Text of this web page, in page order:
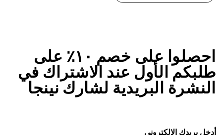
احصلوا على خصم ١٠٪ على
طلبكم الأول عند الاشتراك في
النشرة البريدية لشارك نينجا
أدخل بريدك الإلكتروني